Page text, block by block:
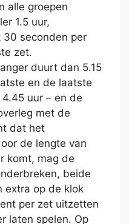
alle groepen
1.5 uur,
seconden per
zet.
duurt dan 5.15
en de laatste
uur – en de
met de
dat het
de lengte van
komt, mag de
beide
extra op de klok
per zet uitzetten
laten spelen. Op